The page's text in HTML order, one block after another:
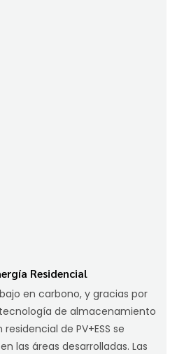
Residencial
en carbono, y gracias por
de almacenamiento
de PV+ESS se
las áreas desarrolladas. Las